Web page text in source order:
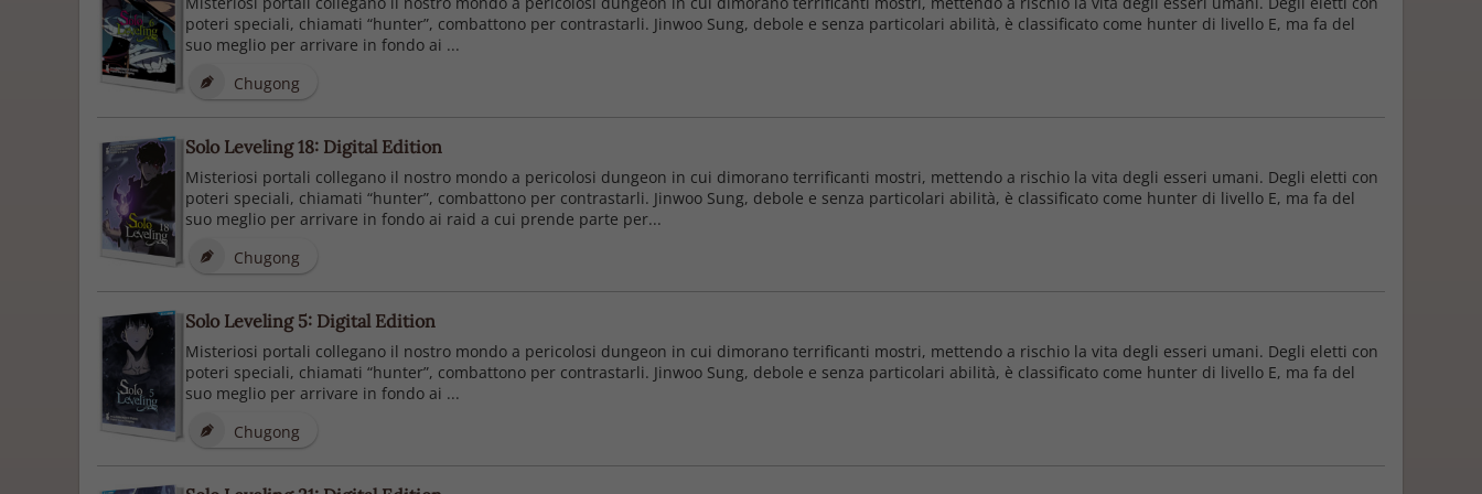
poteri speciali, chiamati “hunter”, combattono per contrastarli. Jinwoo Sung, debole e senza particolari abilità, è classificato come hunter di livello E, ma fa del
suo meglio per arrivare in fondo ai ...
Chugong
Solo Leveling 18: Digital Edition
Misteriosi portali collegano il nostro mondo a pericolosi dungeon in cui dimorano terrificanti mostri, mettendo a rischio la vita degli esseri umani. Degli eletti con
poteri speciali, chiamati “hunter”, combattono per contrastarli. Jinwoo Sung, debole e senza particolari abilità, è classificato come hunter di livello E, ma fa del
suo meglio per arrivare in fondo ai raid a cui prende parte per...
Chugong
Solo Leveling 5: Digital Edition
Misteriosi portali collegano il nostro mondo a pericolosi dungeon in cui dimorano terrificanti mostri, mettendo a rischio la vita degli esseri umani. Degli eletti con
poteri speciali, chiamati “hunter”, combattono per contrastarli. Jinwoo Sung, debole e senza particolari abilità, è classificato come hunter di livello E, ma fa del
suo meglio per arrivare in fondo ai ...
Chugong